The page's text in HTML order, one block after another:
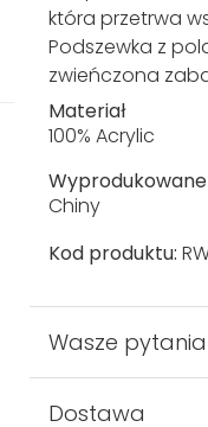
która przetrwa
Podszewka z
zwieńczona
Materiał
100% Acrylic
Chiny
Kod produktu:
Wasze pytania
Dostawa